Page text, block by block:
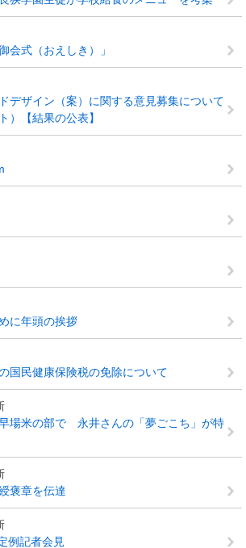
会式（おえしき）」
デザイン（案）に関する意見募集について
）【結果の公表】
に年頭の挨拶
国民健康保険税の免除について
場米の部で 永井さんの「夢ごこち」が特
褒章を伝達
例記者会見